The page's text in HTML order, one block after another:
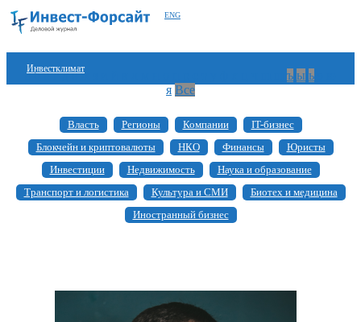
ENG
Инвестклимат
Инвестиции
Блокчейн
Стартапы
а б в г д е ж ъ ы ь
я Все
Власть Регионы Компании
IT-бизнес
Блокчейн и криптовалюты
НКО Финансы
Юристы
Инвестиции
Недвижимость
Наука и образование
Транспорт и логистика
Культура и СМИ
Биотех и медицина
Иностранный бизнес